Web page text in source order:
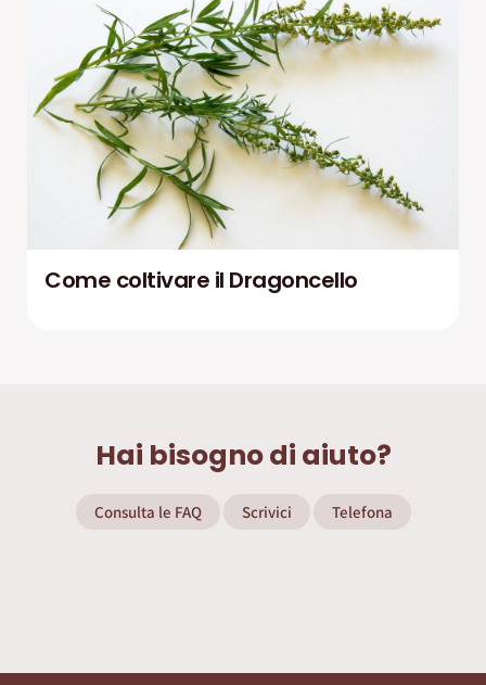
Come coltivare il Dragoncello
Hai bisogno di aiuto?
Consulta le FAQ Scrivici Telefona